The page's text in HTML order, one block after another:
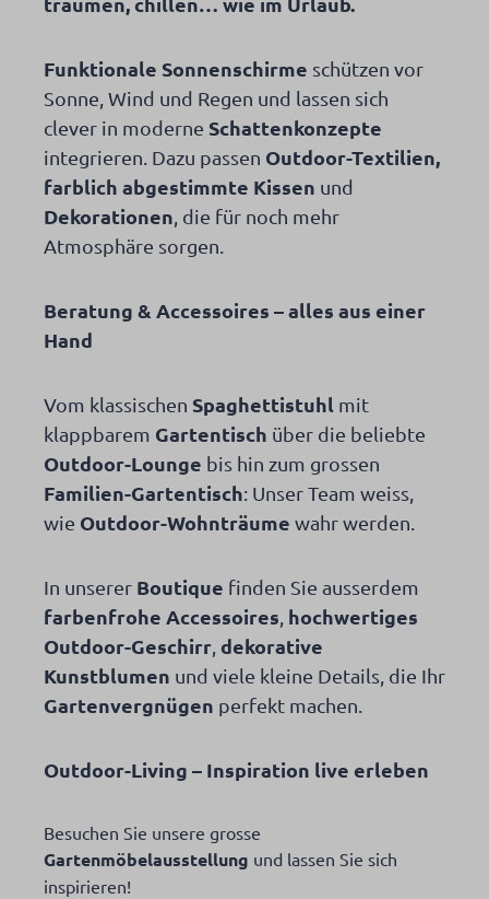
Funktionale Sonnenschirme schützen vor
Sonne, Wind und Regen und lassen sich
clever in moderne Schattenkonzepte
integrieren. Dazu passen Outdoor-Textilien,
farblich abgestimmte Kissen und
Dekorationen , die für noch mehr
Atmosphäre sorgen.
Beratung & Accessoires – alles aus einer
Hand
Vom klassischen Spaghettistuhl mit
klappbarem Gartentisch über die beliebte
Outdoor-Lounge bis hin zum grossen
Familien-Gartentisch: Unser Team weiss,
wie Outdoor-Wohnträume wahr werden.
In unserer Boutique finden Sie ausserdem
farbenfrohe Accessoires hochwertiges
Outdoor-Geschirr dekorative
Kunstblumen und viele kleine Details, die Ihr
Gartenvergnügen perfekt machen.
Outdoor-Living – Inspiration live erleben
Besuchen Sie unsere grosse
Gartenmöbelausstellung und lassen Sie sich
inspirieren!